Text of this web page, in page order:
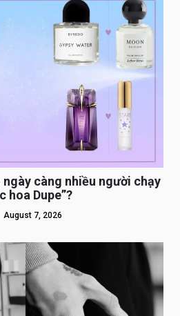
càng nhiều người chạy
hoa Dupe”?
August 7, 2026